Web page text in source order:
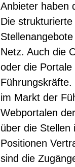
Anbieter haben
Die
Netz. Auch die
oder die
Führungskräfte.
im Markt der
Webportalen
über die Stellen
Positionen
sind die